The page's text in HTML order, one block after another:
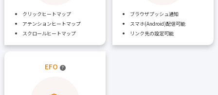
クリックヒートマップ
アテンションヒートマップ
スクロールヒートマップ
ブラウザプッシュ通知
スマホ(Android)配信可能
リンク先の設定可能
EFO ?